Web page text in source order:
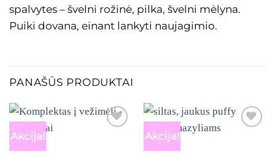
spalvytes – švelni rožinė, pilka, švelni mėlyna.
Puiki dovana, einant lankyti naujagimio.
PANAŠŪS PRODUKTAI
Akcija! Akcija!